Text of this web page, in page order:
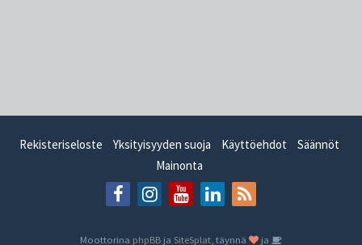
Rekisteriseloste Yksityisyyden suoja Käyttöehdot
Säännöt
Mainonta
Moottorina phpBB ja SiteSplat , täynnä ja